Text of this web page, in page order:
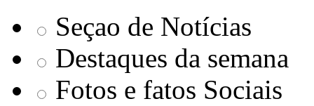
Seçao de Notícias
Destaques da semana
Fotos e fatos Sociais